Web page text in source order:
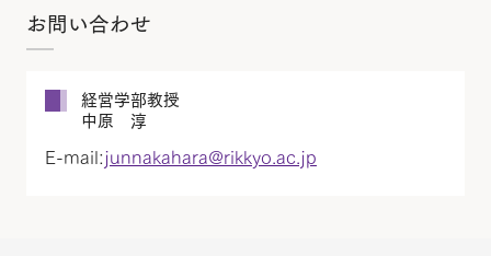
お問い合わせ
経営学部教授
中原 淳
E-mail:junnakahara@rikkyo.ac.jp